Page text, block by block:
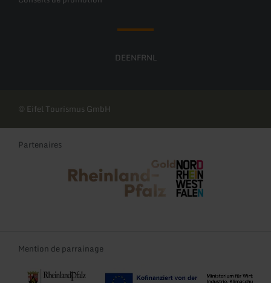
DEENFRNL
© Eifel Tourismus GmbH
Partenaires
Rheinland-Pfalz Tourismus NRW Tourismus
Mention de parrainage
Re-Start und Transformation der Tourismusregionen Rheinland-